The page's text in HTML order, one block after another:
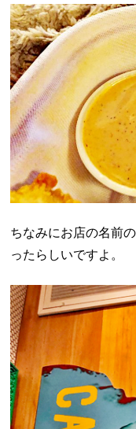
ちなみにお店の名前
ったらしいですよ。